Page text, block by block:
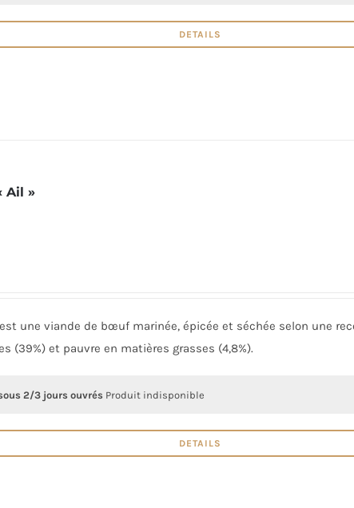
DETAILS
Ail »
une viande de bœuf marinée, épicée et séchée selon une
(39%) et pauvre en matières grasses (4,8%).
2/3 jours ouvrés Produit indisponible
DETAILS